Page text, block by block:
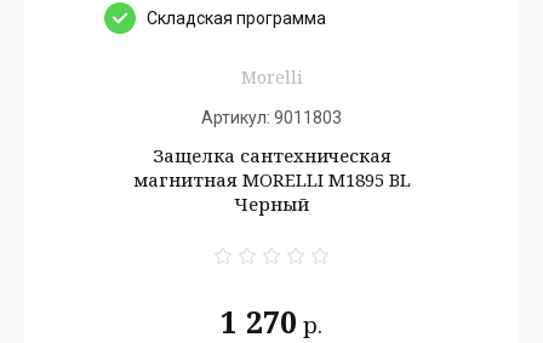
Cкладская программа
Morelli
Артикул: 9011803
Защелка сантехническая
магнитная MORELLI M1895 BL
Черный
1 270 р.